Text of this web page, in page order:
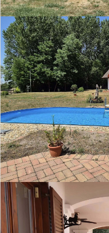
Chimenea
Sauna
Alarma
Accesible
Garaje
Sótano
Calefacción urbana
Calefacción por planta
Calefacción central
Terraza